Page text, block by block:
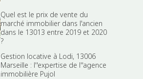
Quel est le prix de vente du
marché immobilier dans l'ancien
dans le 13013 entre 2019 et 2020
?
Gestion locative à Lodi, 13006
Marseille : l''expertise de l''agence
immobilière Pujol